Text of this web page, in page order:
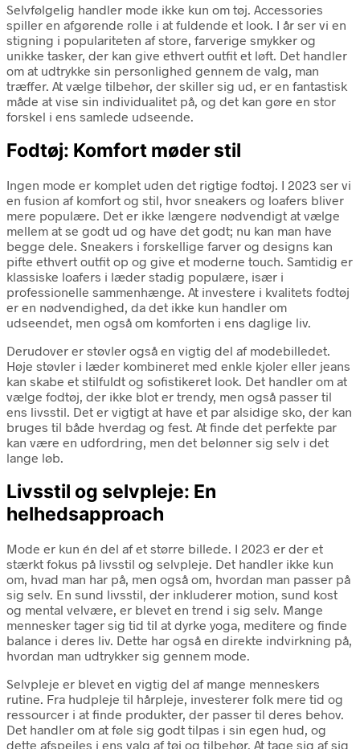
Selvfølgelig handler mode ikke kun om tøj. Accessories
spiller en afgørende rolle i at fuldende et look. I år ser vi en
stigning i populariteten af store, farverige smykker og
unikke tasker, der kan give ethvert outfit et løft. Det handler
om at udtrykke sin personlighed gennem de valg, man
træffer. At vælge tilbehør, der skiller sig ud, er en fantastisk
måde at vise sin individualitet på, og det kan gøre en stor
forskel i ens samlede udseende.
Fodtøj: Komfort møder stil
Ingen mode er komplet uden det rigtige fodtøj. I 2023 ser vi
en fusion af komfort og stil, hvor sneakers og loafers bliver
mere populære. Det er ikke længere nødvendigt at vælge
mellem at se godt ud og have det godt; nu kan man have
begge dele. Sneakers i forskellige farver og designs kan
pifte ethvert outfit op og give et moderne touch. Samtidig er
klassiske loafers i læder stadig populære, især i
professionelle sammenhænge. At investere i kvalitets fodtøj
er en nødvendighed, da det ikke kun handler om
udseendet, men også om komforten i ens daglige liv.
Derudover er støvler også en vigtig del af modebilledet.
Høje støvler i læder kombineret med enkle kjoler eller jeans
kan skabe et stilfuldt og sofistikeret look. Det handler om at
vælge fodtøj, der ikke blot er trendy, men også passer til
ens livsstil. Det er vigtigt at have et par alsidige sko, der kan
bruges til både hverdag og fest. At finde det perfekte par
kan være en udfordring, men det belønner sig selv i det
lange løb.
Livsstil og selvpleje: En
helhedsapproach
Mode er kun én del af et større billede. I 2023 er der et
stærkt fokus på livsstil og selvpleje. Det handler ikke kun
om, hvad man har på, men også om, hvordan man passer på
sig selv. En sund livsstil, der inkluderer motion, sund kost
og mental velvære, er blevet en trend i sig selv. Mange
mennesker tager sig tid til at dyrke yoga, meditere og finde
balance i deres liv. Dette har også en direkte indvirkning på,
hvordan man udtrykker sig gennem mode.
Selvpleje er blevet en vigtig del af mange menneskers
rutine. Fra hudpleje til hårpleje, investerer folk mere tid og
ressourcer i at finde produkter, der passer til deres behov.
Det handler om at føle sig godt tilpas i sin egen hud, og
dette afspejles i ens valg af tøj og tilbehør. At tage sig af sig